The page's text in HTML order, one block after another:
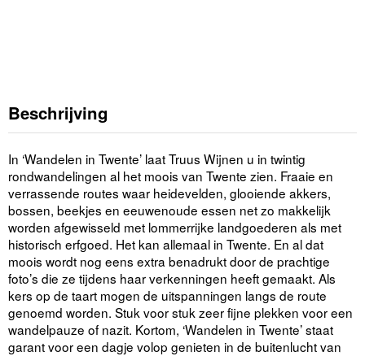
Beschrijving
In ‘Wandelen in Twente’ laat Truus Wijnen u in twintig
rondwandelingen al het moois van Twente zien. Fraaie en
verrassende routes waar heidevelden, glooiende akkers,
bossen, beekjes en eeuwenoude essen net zo makkelijk
worden afgewisseld met lommerrijke landgoederen als met
historisch erfgoed. Het kan allemaal in Twente. En al dat
moois wordt nog eens extra benadrukt door de prachtige
foto’s die ze tijdens haar verkenningen heeft gemaakt. Als
kers op de taart mogen de uitspanningen langs de route
genoemd worden. Stuk voor stuk zeer fijne plekken voor een
wandelpauze of nazit. Kortom, ‘Wandelen in Twente’ staat
garant voor een dagje volop genieten in de buitenlucht van